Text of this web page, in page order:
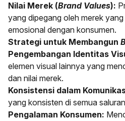
Nilai Merek (Brand Values):
yang dipegang oleh merek
emosional dengan konsumen.
Strategi untuk Membangun
Pengembangan Identitas
elemen visual lainnya yang
dan nilai merek.
Konsistensi dalam
yang konsisten di semua
Pengalaman Konsumen: